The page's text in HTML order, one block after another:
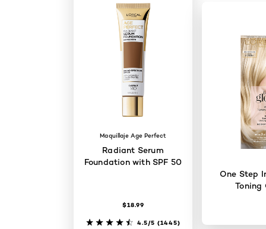
Maquillaje Age Perfect
Radiant Serum
Foundation with SPF 50
$18.99
4.5/5 (1445)
One Step
Toning